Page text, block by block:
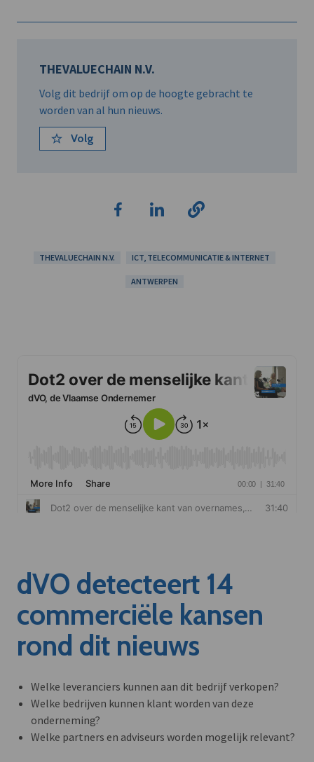
THEVALUECHAIN N.V.
Volg dit bedrijf om op de hoogte gebracht te
worden van al hun nieuws.
Volg
THEVALUECHAIN N.V. ICT, TELECOMMUNICATIE & INTERNET
ANTWERPEN
dVO detecteert 14
commerciële kansen
rond dit nieuws
Welke leveranciers kunnen aan dit bedrijf verkopen?
Welke bedrijven kunnen klant worden van deze
onderneming?
Welke partners en adviseurs worden mogelijk relevant?